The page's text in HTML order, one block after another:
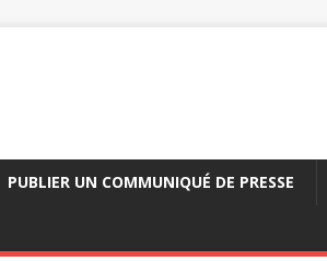
PUBLIER UN COMMUNIQUÉ DE PRESSE